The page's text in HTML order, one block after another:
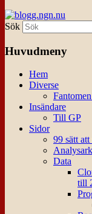
Sök
Huvudmeny
Hem
Diverse
Insändare
Till GP
Sidor
99 sätt
Data
till